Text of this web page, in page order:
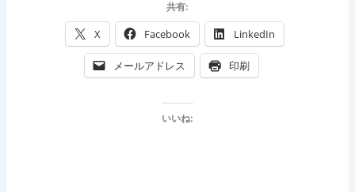
共有:
X Facebook LinkedIn
メールアドレス 印刷
いいね: